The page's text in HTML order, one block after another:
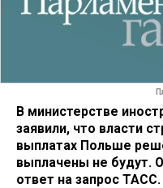
В министерстве
заявили, что власти
выплатах Польше
выплачены не будут.
ответ на запрос ТАСС.